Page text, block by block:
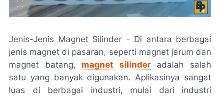
Jenis-Jenis Magnet Silinder - Di antara berbagai
jenis magnet di pasaran, seperti magnet jarum dan
magnet batang, magnet silinderadalah salah
satu yang banyak digunakan. Aplikasinya sangat
luas di berbagai industri, mulai dari industri